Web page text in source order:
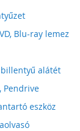
Blu-ray lemez
billentyű alátét
Pendrive
eszköz